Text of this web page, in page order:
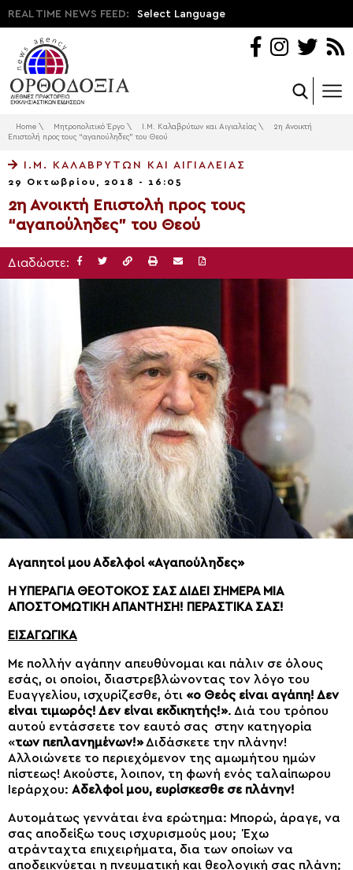
REAL TIME NEWS FEED: Select Language
Home \ Μητροπολιτικό Έργο \ Ι.Μ. Καλαβρύτων και Αιγιαλείας \
2η Ανοικτή
Επιστολή προς τους “αγαπούληδες” του Θεού
Ι.Μ. ΚΑΛΑΒΡΎΤΩΝ ΚΑΙ ΑΙΓΙΑΛΕΊΑΣ
29 Οκτωβρίου, 2018 - 16:05
2η Ανοικτή Επιστολή προς τους
“αγαπούληδες” του Θεού
Διαδώστε:
Αγαπητοί μου Αδελφοί «Αγαπούληδες»
Η ΥΠΕΡΑΓΙΑ ΘΕΟΤΟΚΟΣ ΣΑΣ ΔΙΔΕΙ ΣΗΜΕΡΑ ΜΙΑ
ΑΠΟΣΤΟΜΩΤΙΚΗ ΑΠΑΝΤΗΣΗ! ΠΕΡΑΣΤΙΚΑ ΣΑΣ!
ΕΙΣΑΓΩΓΙΚΑ
Με πολλήν αγάπην απευθύνομαι και πάλιν σε όλους
εσάς, οι οποίοι, διαστρεβλώνοντας τον λόγο του
Ευαγγελίου, ισχυρίζεσθε, ότι «ο Θεός είναι αγάπη! Δεν
είναι τιμωρός! Δεν είναι εκδικητής!». Διά του τρόπου
αυτού εντάσσετε τον εαυτό σας στην κατηγορία
«των πεπλανημένων!»Διδάσκετε την πλάνην!
Αλλοιώνετε το περιεχόμενον της αμωμήτου ημών
πίστεως! Ακούστε, λοιπον, τη φωνή ενός ταλαίπωρου
Ιεράρχου: Αδελφοί μου, ευρίσκεσθε σε πλάνην!
Αυτομάτως γεννάται ένα ερώτημα: Μπορώ, άραγε, να
σας αποδείξω τους ισχυρισμούς μου; Έχω
ατράνταχτα επιχειρήματα, δια των οποίων να
αποδεικνύεται η πνευματική και θεολογική σας πλάνη;